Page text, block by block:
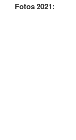
Fotos 2021: